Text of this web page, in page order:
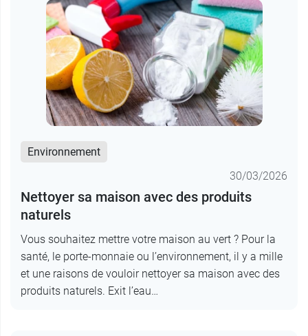
Environnement
30/03/2026
Nettoyer sa maison avec des produits
naturels
Vous souhaitez mettre votre maison au vert ? Pour la
santé, le porte-monnaie ou l’environnement, il y a mille
et une raisons de vouloir nettoyer sa maison avec des
produits naturels. Exit l’eau…